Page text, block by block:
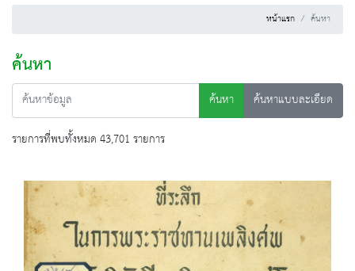
หน้าแรก ค้นหา
ค้นหา
ค้นหา
ค้นหาแบบละเอียด
รายการที่พบทั้งหมด 43,701 รายการ